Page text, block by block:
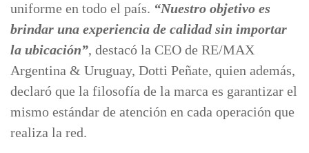
uniforme en todo el país. “Nuestro objetivo es
brindar una experiencia de calidad sin importar
la ubicación”, destacó la CEO de RE/MAX
Argentina & Uruguay, Dotti Peñate, quien además,
declaró que la filosofía de la marca es garantizar el
mismo estándar de atención en cada operación que
realiza la red.